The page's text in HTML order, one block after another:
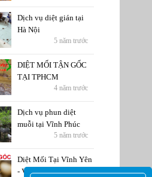
Dịch vụ diệt gián tại
Hà Nội
5 năm trước
DIỆT MỐI TẬN GỐC
TẠI TPHCM
4 năm trước
Dịch vụ phun diệt
muỗi tại Vĩnh Phúc
5 năm trước
Diệt Mối Tại Vĩnh Yên
- Vĩnh Phúc